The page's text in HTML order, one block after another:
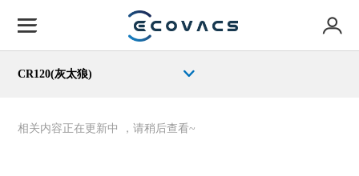
CR120(灰太狼)
相关内容正在更新中 ，请稍后查看~